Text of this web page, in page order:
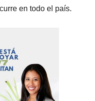
en todo el país.